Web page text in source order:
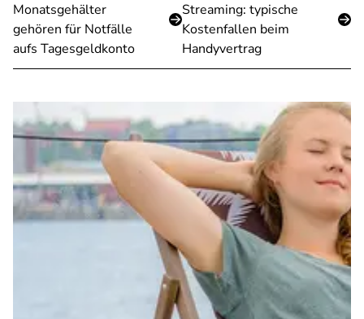
Monatsgehälter
gehören für Notfälle
aufs Tagesgeldkonto
Streaming: typische
Kostenfallen beim
Handyvertrag